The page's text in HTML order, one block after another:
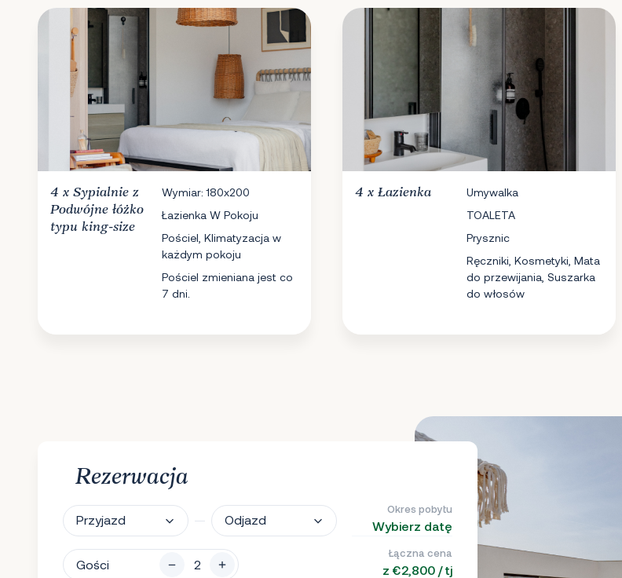
4 x Sypialnie z
Podwójne łóżko
typu king-size
Wymiar: 180x200
Łazienka W Pokoju
Pościel, Klimatyzacja w
każdym pokoju
Pościel zmieniana jest co
7 dni.
4 x Łazienka
Umywalka
TOALETA
Prysznic
Ręczniki, Kosmetyki, Mata
do przewijania, Suszarka
do włosów
Rezerwacja
Przyjazd Odjazd
Okres pobytu
Wybierz datę
Gości
Łączna cena
z €2,800 / tj